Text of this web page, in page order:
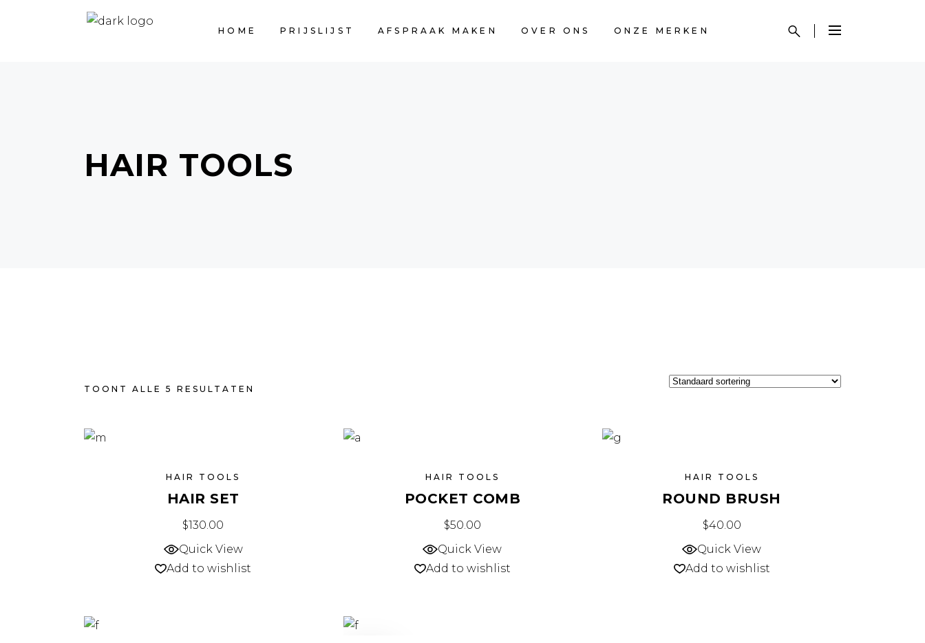
HOME PRIJSLIJST AFSPRAAK MAKEN OVER ONS ONZE MERKEN
HAIR TOOLS
TOONT ALLE 5 RESULTATEN
HAIR TOOLS
HAIR SET
$130.00
Quick View
Add to wishlist
HAIR TOOLS
POCKET COMB
$50.00
Quick View
Add to wishlist
HAIR TOOLS
ROUND BRUSH
$40.00
Quick View
Add to wishlist